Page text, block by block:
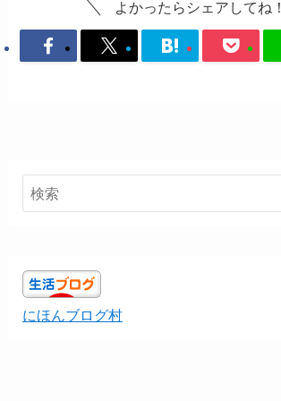
よかったらシェアしてね！
にほんブログ村